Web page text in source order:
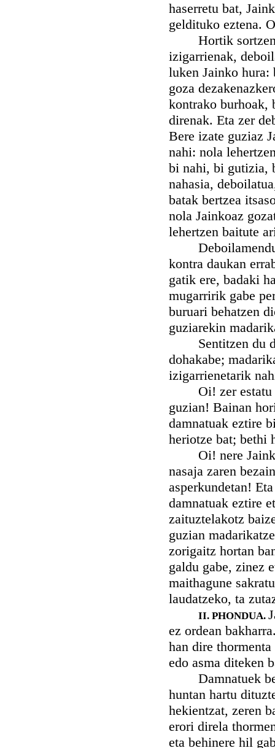
haserretu bat,
geldituko eztena.
Hortik sortzen
izigarrienak,
luken Jainko hura:
goza
kontrako burhoak,
direnak. Eta zer
Bere izate guziaz
nahi: nola
bi nahi, bi gutizia,
nahasia,
batak bertzea
nola Jainkoaz
lehertzen baitute
Deboilamendu
kontra daukan
gatik ere, badaki
mugarririk gabe
buruari behatzen
guziarekin
Sentitzen du
dohakabe;
izigarrienetarik
Oi! zer estatu
guzian! Bainan
damnatuak eztire
heriotze bat; bethi
Oi! nere
nasaja zaren
asperkundetan!
damnatuak eztire
zaituztelakotz
guzian
zorigaitz hortan
galdu gabe, zinez
maithagune
laudatzeko, ta
II. PHONDUA.
ez ordean
han dire
edo asma diteken
Damnatuek
huntan hartu
hekientzat, zeren
erori direla
eta behinere hil